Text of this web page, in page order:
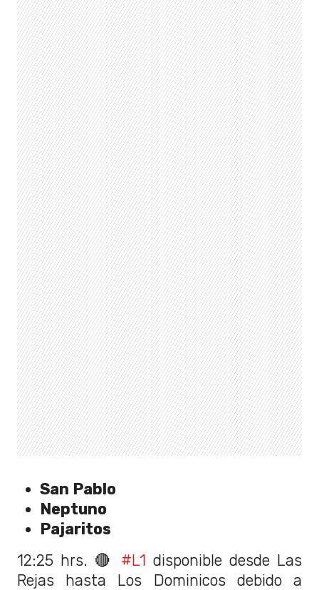
San Pablo
Neptuno
Pajaritos
12:25 hrs. 🔴 #L1 disponible desde Las
Rejas hasta Los Dominicos debido a